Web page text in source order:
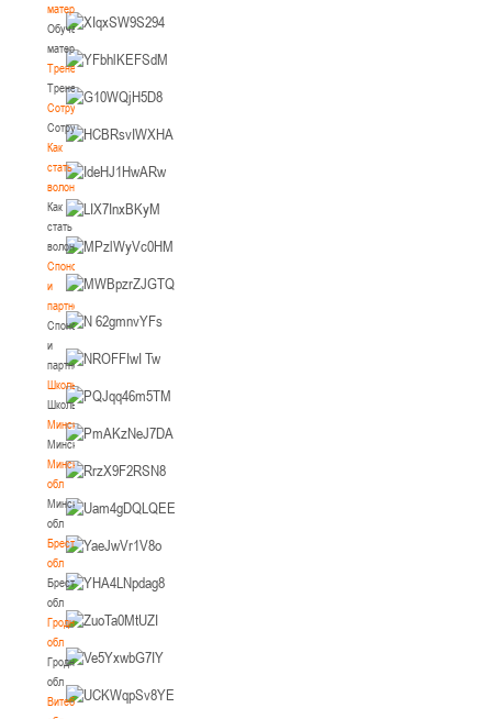
материалы
Обучающие
материалы
Тренерам
Тренерам
Сотрудничество
Сотрудничество
Как
стать
волонтером
Как
стать
волонтером
Спонсоры
и
партнеры
Спонсоры
и
партнеры
Школы
Школы
Минск
Минск
Минская
обл
Минская
обл
Брестская
обл
Брестская
обл
Гродненская
обл
Гродненская
обл
Витебская